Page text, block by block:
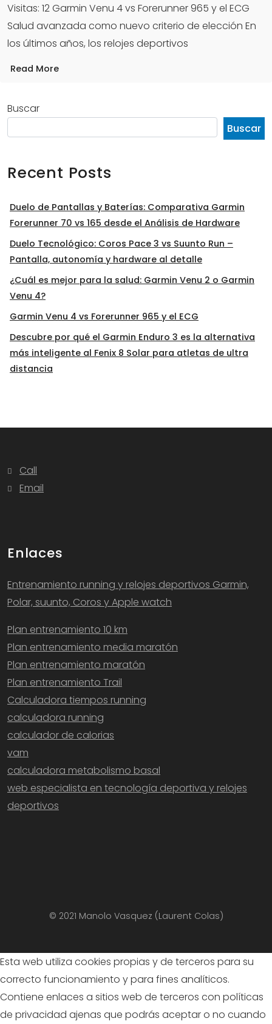
Visitas: 12 Garmin Venu 4 vs Forerunner 965 y el ECG
Salud avanzada como nuevo criterio de elección En
los últimos años, los relojes deportivos
Read More
Buscar
Buscar
Recent Posts
Duelo de Pantallas y Baterías: Comparativa Garmin
Forerunner 70 vs 165 desde el Análisis de Hardware
Duelo Tecnológico: Coros Pace 3 vs Suunto Run –
Pantalla, autonomía y hardware al detalle
¿Cuál es mejor para la salud: Garmin Venu 2 o Garmin
Venu 4?
Garmin Venu 4 vs Forerunner 965 y el ECG
Descubre por qué el Garmin Enduro 3 es la alternativa
más inteligente al Fenix 8 Solar para atletas de ultra
distancia
Call
Email
Enlaces
Entrenamiento running y relojes deportivos Garmin,
Polar, suunto, Coros y Apple watch
Plan entrenamiento 10 km
Plan entrenamiento media maratón
Plan entrenamiento maratón
Plan entrenamiento Trail
Calculadora tiempos running
calculadora running
calculador de calorias
vam
calculadora metabolismo basal
web especialista en tecnología deportiva y relojes
deportivos
© 2021 Manolo Vasquez (Laurent Colas)
Esta web utiliza cookies propias y de terceros para su
correcto funcionamiento y para fines analíticos.
Contiene enlaces a sitios web de terceros con políticas
de privacidad ajenas que podrás aceptar o no cuando